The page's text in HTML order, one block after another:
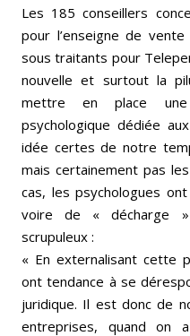
Les 185 conseillers
pour l’enseigne de
sous traitants pour
nouvelle et surtout la
mettre en place une
psychologique dédiée
idée certes de notre
mais certainement pas
cas, les psychologues
voire de « décharge
scrupuleux :
« En externalisant cette
ont tendance à se
juridique. Il est donc de
entreprises, quand on